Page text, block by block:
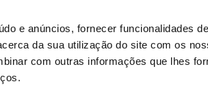
e anúncios, fornecer funcionalidades
da sua utilização do site com os
com outras informações que lhes
melhora
Novos protestos na
demissão do